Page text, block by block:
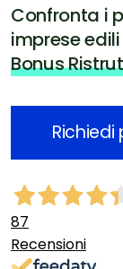
Confronta i
imprese
Bonus
Richiedi
87
Recensioni